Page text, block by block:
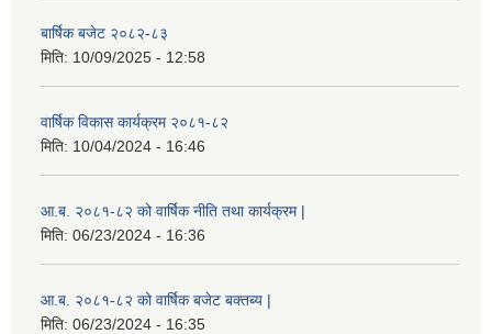
बार्षिक बजेट २०८२-८३
मिति: 10/09/2025 - 12:58
वार्षिक विकास कार्यक्रम २०८१-८२
मिति: 10/04/2024 - 16:46
आ.ब. २०८१-८२ को वार्षिक नीति तथा कार्यक्रम |
मिति: 06/23/2024 - 16:36
आ.ब. २०८१-८२ को वार्षिक बजेट बक्तब्य |
मिति: 06/23/2024 - 16:35